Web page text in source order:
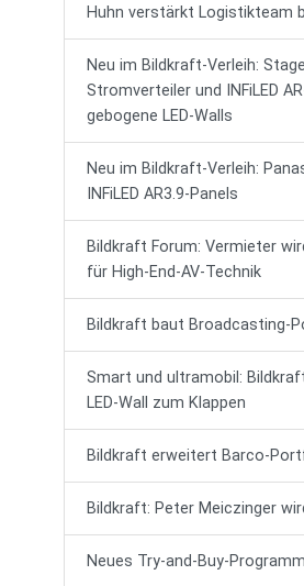
Huhn verstärkt Logistikteam
Neu im Bildkraft-Verleih:
Stromverteiler und INFiLED
gebogene LED-Walls
Neu im Bildkraft-Verleih:
INFiLED AR3.9-Panels
Bildkraft Forum: Vermieter
für High-End-AV-Technik
Bildkraft baut Broadcasting-
Smart und ultramobil:
LED-Wall zum Klappen
Bildkraft erweitert Barco-
Bildkraft: Peter Meiczinger
Neues Try-and-Buy-